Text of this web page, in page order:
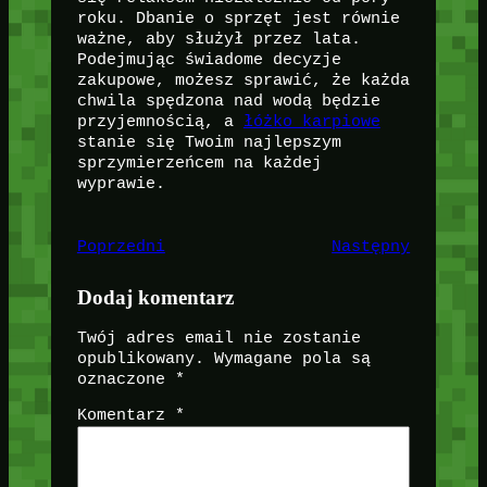
roku. Dbanie o sprzęt jest równie
ważne, aby służył przez lata.
Podejmując świadome decyzje
zakupowe, możesz sprawić, że każda
chwila spędzona nad wodą będzie
przyjemnością, a łóżko karpiowe
stanie się Twoim najlepszym
sprzymierzeńcem na każdej
wyprawie.
Poprzedni Następny
Dodaj komentarz
Twój adres email nie zostanie
opublikowany.
Wymagane pola są
oznaczone
*
Komentarz *